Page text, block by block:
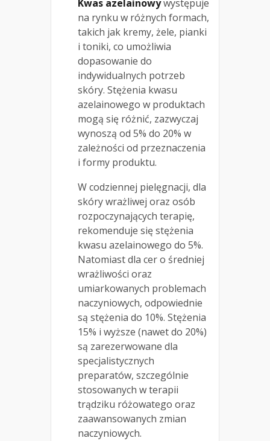
Kwas azelainowywystępuje
na rynku w różnych formach,
takich jak kremy, żele, pianki
i toniki, co umożliwia
dopasowanie do
indywidualnych potrzeb
skóry. Stężenia kwasu
azelainowego w produktach
mogą się różnić, zazwyczaj
wynoszą od 5% do 20% w
zależności od przeznaczenia
i formy produktu.
W codziennej pielęgnacji, dla
skóry wrażliwej oraz osób
rozpoczynających terapię,
rekomenduje się stężenia
kwasu azelainowego do 5%.
Natomiast dla cer o średniej
wrażliwości oraz
umiarkowanych problemach
naczyniowych, odpowiednie
są stężenia do 10%. Stężenia
15% i wyższe (nawet do 20%)
są zarezerwowane dla
specjalistycznych
preparatów, szczególnie
stosowanych w terapii
trądziku różowatego oraz
zaawansowanych zmian
naczyniowych.